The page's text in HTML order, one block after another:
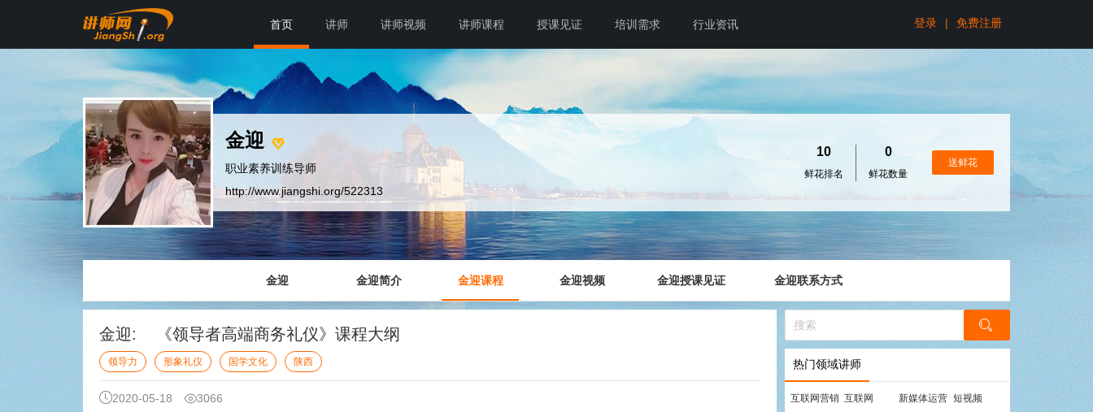
首页 讲师 讲师视频 讲师课程 授课见证 培训需求 行业资讯 登录 | 免费注册
金迎
职业素养训练导师
http://www.jiangshi.org/522313
10
鲜花排名
0
鲜花数量
送鲜花
金迎 金迎简介 金迎课程 金迎视频 金迎授课见证 金迎联系方式
金迎: 《领导者高端商务礼仪》课程大纲
领导力 形象礼仪 国学文化 陕西
2020-05-18 3066
热门领域讲师
互联网营销 互联网 新媒体运营 短视频